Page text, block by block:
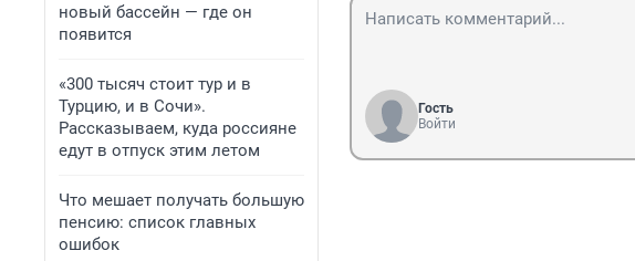
новый бассейн — где он
появится
«300 тысяч стоит тур и в
Турцию, и в Сочи».
Рассказываем, куда россияне
едут в отпуск этим летом
Что мешает получать большую
пенсию: список главных
ошибок
Гость
Войти